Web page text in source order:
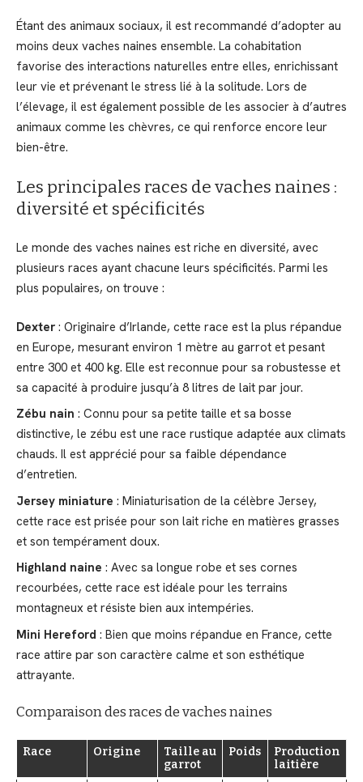
Étant des animaux sociaux, il est recommandé d’adopter au
moins deux vaches naines ensemble. La cohabitation
favorise des interactions naturelles entre elles, enrichissant
leur vie et prévenant le stress lié à la solitude. Lors de
l’élevage, il est également possible de les associer à d’autres
animaux comme les chèvres, ce qui renforce encore leur
bien-être.
Les principales races de vaches naines :
diversité et spécificités
Le monde des vaches naines est riche en diversité, avec
plusieurs races ayant chacune leurs spécificités. Parmi les
plus populaires, on trouve :
Dexter : Originaire d’Irlande, cette race est la plus répandue
en Europe, mesurant environ 1 mètre au garrot et pesant
entre 300 et 400 kg. Elle est reconnue pour sa robustesse et
sa capacité à produire jusqu’à 8 litres de lait par jour.
Zébu nain : Connu pour sa petite taille et sa bosse
distinctive, le zébu est une race rustique adaptée aux climats
chauds. Il est apprécié pour sa faible dépendance
d’entretien.
Jersey miniature : Miniaturisation de la célèbre Jersey,
cette race est prisée pour son lait riche en matières grasses
et son tempérament doux.
Highland naine : Avec sa longue robe et ses cornes
recourbées, cette race est idéale pour les terrains
montagneux et résiste bien aux intempéries.
Mini Hereford : Bien que moins répandue en France, cette
race attire par son caractère calme et son esthétique
attrayante.
Comparaison des races de vaches naines
Race Origine
Taille au
garrot
Poids
Production
laitière